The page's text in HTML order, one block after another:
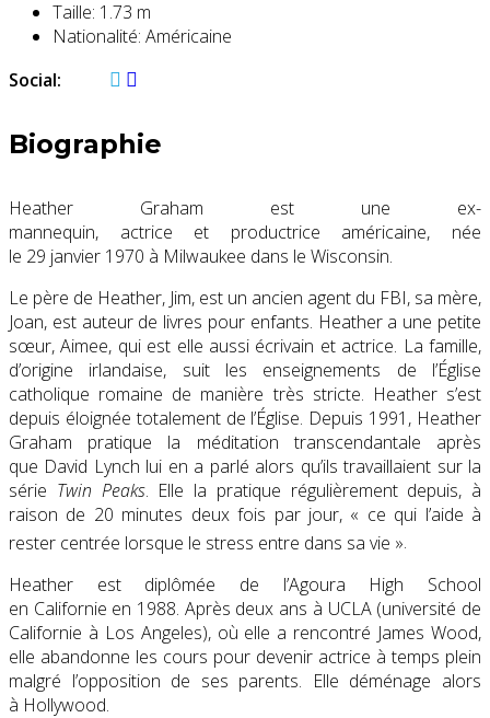
Taille: 1.73 m
Nationalité: Américaine
Social:
Biographie
Heather Graham est une ex-
mannequin, actrice et productrice américaine, née
le 29 janvier 1970 à Milwaukee dans le Wisconsin.
Le père de Heather, Jim, est un ancien agent du FBI, sa mère,
Joan, est auteur de livres pour enfants. Heather a une petite
sœur, Aimee, qui est elle aussi écrivain et actrice. La famille,
d’origine irlandaise, suit les enseignements de l’Église
catholique romaine de manière très stricte. Heather s’est
depuis éloignée totalement de l’Église. Depuis 1991, Heather
Graham pratique la méditation transcendantale après
que David Lynch lui en a parlé alors qu’ils travaillaient sur la
série Twin Peaks. Elle la pratique régulièrement depuis, à
raison de 20 minutes deux fois par jour, « ce qui l’aide à
rester centrée lorsque le stress entre dans sa vie ».
Heather est diplômée de l’Agoura High School
en Californie en 1988. Après deux ans à UCLA (université de
Californie à Los Angeles), où elle a rencontré James Wood,
elle abandonne les cours pour devenir actrice à temps plein
malgré l’opposition de ses parents. Elle déménage alors
à Hollywood.